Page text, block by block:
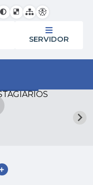
SERVIDOR
VER MAIS